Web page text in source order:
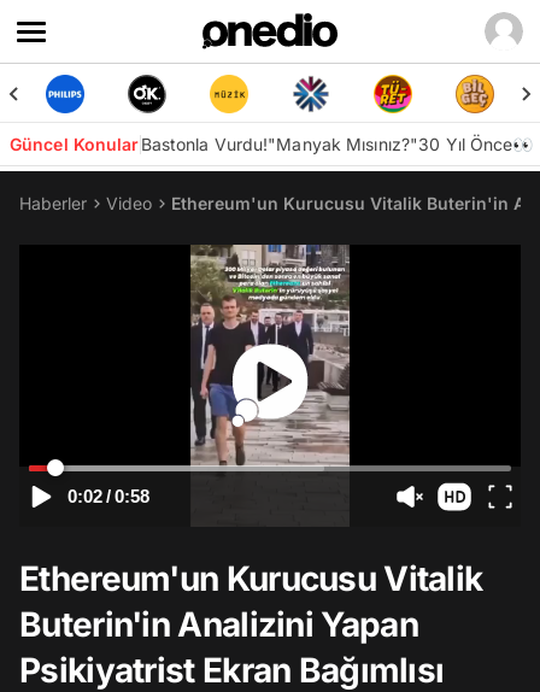
Güncel KonularBastonla Vurdu!"Manyak Mısınız?"30 Yıl Önce👀
Haberler Video Ethereum'un Kurucusu Vitalik Buterin'in
0:02/0:58
Ethereum'un Kurucusu Vitalik
Buterin'in Analizini Yapan
Psikiyatrist Ekran Bağımlısı